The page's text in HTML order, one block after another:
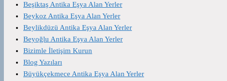
Beşiktaş Antika Eşya Alan Yerler
Beykoz Antika Eşya Alan Yerler
Beylikdüzü Antika Eşya Alan Yerler
Beyoğlu Antika Eşya Alan Yerler
Bizimle İletişim Kurun
Blog Yazıları
Büyükçekmece Antika Eşya Alan Yerler